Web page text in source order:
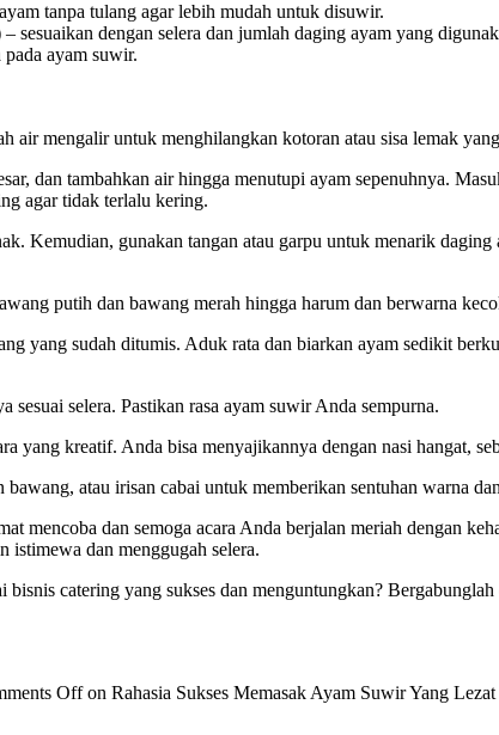
tanpa tulang agar lebih mudah untuk disuwir.
dengan selera dan jumlah daging ayam yang
ayam suwir.
air mengalir untuk menghilangkan kotoran atau sisa lemak
dan tambahkan air hingga menutupi ayam sepenuhnya.
agar tidak terlalu kering.
Kemudian, gunakan tangan atau garpu untuk menarik
putih dan bawang merah hingga harum dan berwarna
yang sudah ditumis. Aduk rata dan biarkan ayam sedikit
selera. Pastikan rasa ayam suwir Anda sempurna.
yang kreatif. Anda bisa menyajikannya dengan nasi hangat,
atau irisan cabai untuk memberikan sentuhan warna
mencoba dan semoga acara Anda berjalan meriah dengan
istimewa dan menggugah selera.
catering yang sukses dan menguntungkan?
Offon Rahasia Sukses Memasak Ayam Suwir Yang